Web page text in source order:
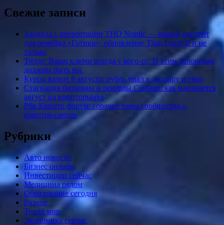
Свежие записи
Анонсы с презентации THQ Nordic — новый контент
для ремейка «Готики», обновление Titan Quest II и не
только
Trezor: Ваши ключи всегда у кого-то. И этим человеком
должны быть вы.
Курсы валют 8 августа: рубль упал к доллару и евро
Стагнация биткоина и рекорды Cardano: как начинается
август на крипторынке
Рбк Крипто форум: горячие темы сообщества о
криптовалютах
Рубрики
Авто новости
Бизнес онлайн
Инвестиции сейчас
Медицина рядом
Образование сегодня
Разное
Техно мир
Экономика сейчас